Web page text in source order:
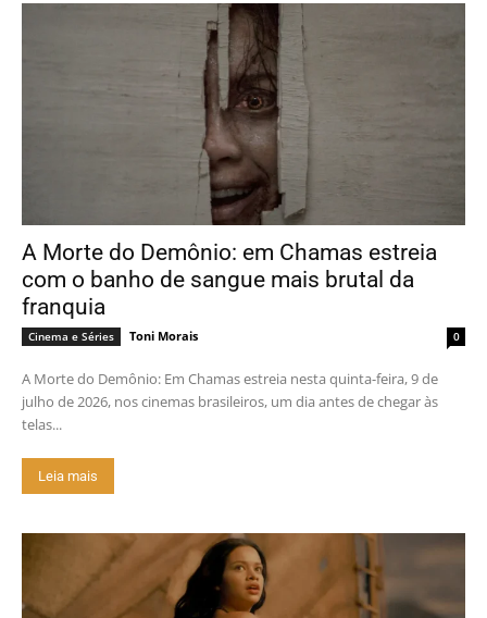
A Morte do Demônio: em Chamas estreia
com o banho de sangue mais brutal da
franquia
Cinema e Séries Toni Morais 0
A Morte do Demônio: Em Chamas estreia nesta quinta-feira, 9 de
julho de 2026, nos cinemas brasileiros, um dia antes de chegar às
telas...
Leia mais